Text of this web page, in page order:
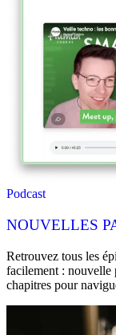
Podcast
NOUVELLES
Retrouvez tous les
facilement : nouvelle
chapitres pour